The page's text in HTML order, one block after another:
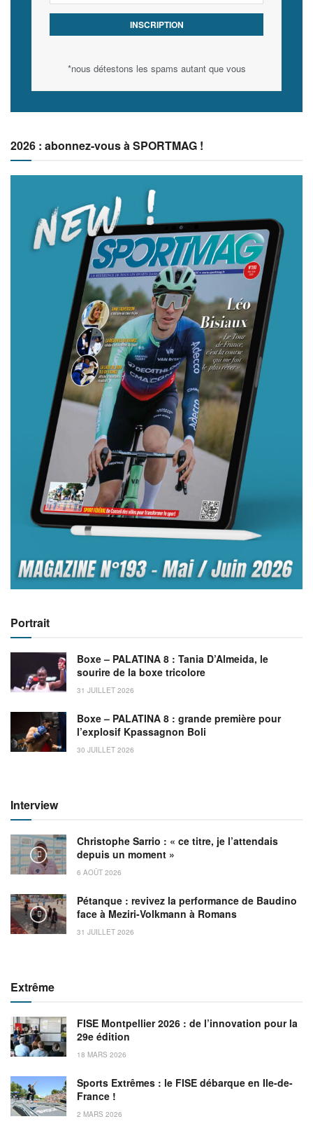
*nous détestons les spams autant que vous
2026 : abonnez-vous à SPORTMAG !
Portrait
Boxe – PALATINA 8 : Tania D’Almeida, le
sourire de la boxe tricolore
31 JUILLET 2026
Boxe – PALATINA 8 : grande première pour
l’explosif Kpassagnon Boli
30 JUILLET 2026
Interview
Christophe Sarrio : « ce titre, je l’attendais
depuis un moment »
6 AOÛT 2026
Pétanque : revivez la performance de Baudino
face à Meziri-Volkmann à Romans
31 JUILLET 2026
Extrême
FISE Montpellier 2026 : de l’innovation pour la
29e édition
18 MARS 2026
Sports Extrêmes : le FISE débarque en Ile-de-
France !
2 MARS 2026